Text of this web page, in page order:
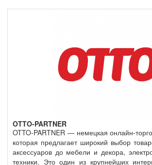
OTTO-PARTNER
OTTO-PARTNER — немецкая онлайн-
которая предлагает широкий выбор
аксессуаров до мебели и декора,
техники. Это один из крупнейших